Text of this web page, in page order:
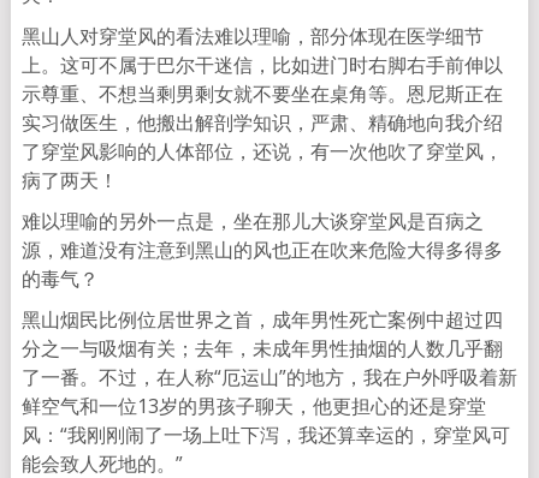
黑山人对穿堂风的看法难以理喻，部分体现在医学细节
上。这可不属于巴尔干迷信，比如进门时右脚右手前伸以
示尊重、不想当剩男剩女就不要坐在桌角等。恩尼斯正在
实习做医生，他搬出解剖学知识，严肃、精确地向我介绍
了穿堂风影响的人体部位，还说，有一次他吹了穿堂风，
病了两天！
难以理喻的另外一点是，坐在那儿大谈穿堂风是百病之
源，难道没有注意到黑山的风也正在吹来危险大得多得多
的毒气？
黑山烟民比例位居世界之首，成年男性死亡案例中超过四
分之一与吸烟有关；去年，未成年男性抽烟的人数几乎翻
了一番。不过，在人称“厄运山”的地方，我在户外呼吸着新
鲜空气和一位13岁的男孩子聊天，他更担心的还是穿堂
风：“我刚刚闹了一场上吐下泻，我还算幸运的，穿堂风可
能会致人死地的。”